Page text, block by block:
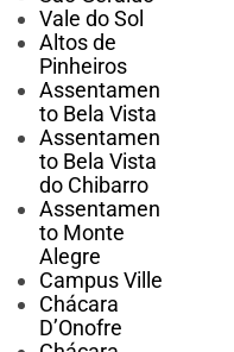
Vale do Sol
Altos de
Pinheiros
Assentamen
to Bela Vista
Assentamen
to Bela Vista
do Chibarro
Assentamen
to Monte
Alegre
Campus Ville
Chácara
D’Onofre